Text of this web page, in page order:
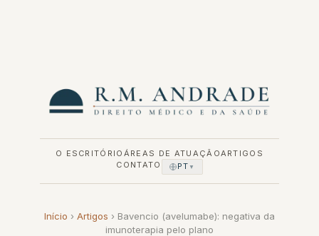
O ESCRITÓRIO ÁREAS DE ATUAÇÃOARTIGOS
CONTATO
PT ▼
Início › Artigos › Bavencio (avelumabe): negativa da
imunoterapia pelo plano